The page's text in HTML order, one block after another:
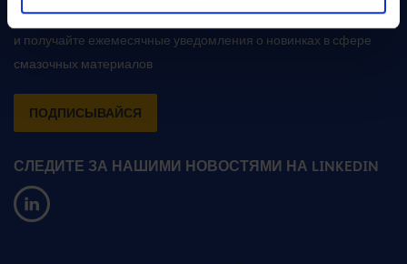
ПОДПИШИТЕСЬ НА НОВОСТНУЮ РАССЫЛКУ
и получайте ежемесячные уведомления о новинках в сфере
смазочных материалов
ПОДПИСЫВАЙСЯ
СЛЕДИТЕ ЗА НАШИМИ НОВОСТЯМИ НА LINKEDIN